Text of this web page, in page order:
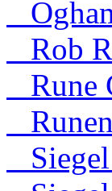
Rob
Rune